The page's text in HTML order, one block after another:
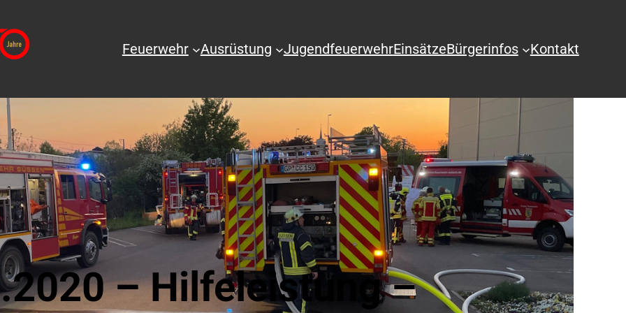
Feuerwehr Ausrüstung JugendfeuerwehrEinsätzeBürgerinfos Kontakt
– Hilfeleistung –